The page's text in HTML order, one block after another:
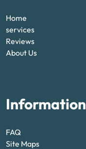
Home
services
Reviews
About Us
Information
FAQ
Site Maps